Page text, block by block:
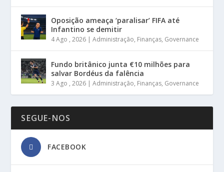
Oposição ameaça ‘paralisar’ FIFA até
Infantino se demitir
4 Ago , 2026 |Administração, Finanças, Governance
Fundo britânico junta €10 milhões para
salvar Bordéus da falência
3 Ago , 2026 |Administração, Finanças, Governance
SEGUE-NOS
FACEBOOK